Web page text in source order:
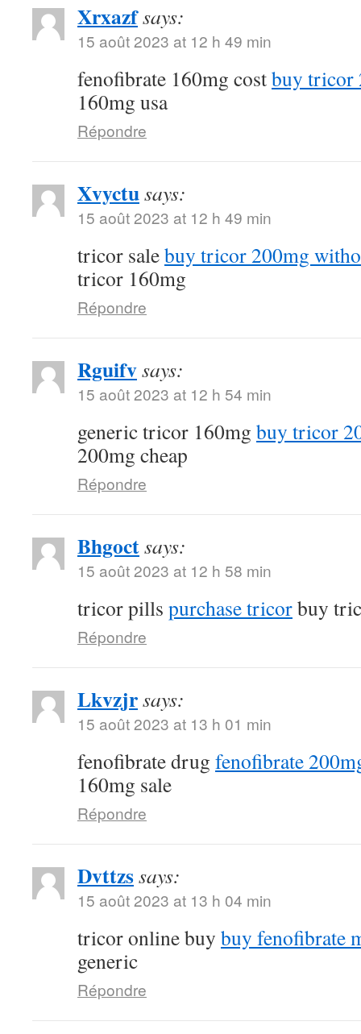
Xrxazfsays:
15 août 2023 at 12 h 49 min
fenofibrate 160mg costbuy tricor
160mg usa
Répondre
Xvyctusays:
15 août 2023 at 12 h 49 min
tricor salebuy tricor 200mg
tricor 160mg
Répondre
Rguifvsays:
15 août 2023 at 12 h 54 min
generic tricor 160mg buy tricor
200mg cheap
Répondre
Bhgoctsays:
15 août 2023 at 12 h 58 min
tricor pills purchase tricorbuy
Répondre
Lkvzjrsays:
15 août 2023 at 13 h 01 min
fenofibrate drug fenofibrate
160mg sale
Répondre
Dvttzssays:
15 août 2023 at 13 h 04 min
tricor online buy buy fenofibrate
generic
Répondre